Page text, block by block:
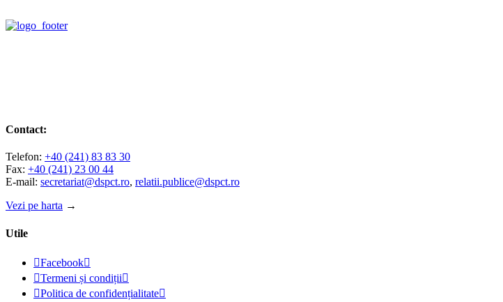
Contact:
Telefon: +40 (241) 83 83 30
Fax: +40 (241) 23 00 44
E-mail: secretariat@dspct.ro, relatii.publice@dspct.ro
Vezi pe harta →
Utile
Facebook
Termeni și condiții
Politica de confidențialitate